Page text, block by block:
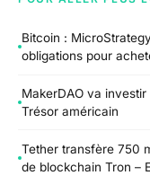
Bitcoin :
obligations pour
MakerDAO va
Trésor américain
Tether transfère 750
de blockchain Tron –